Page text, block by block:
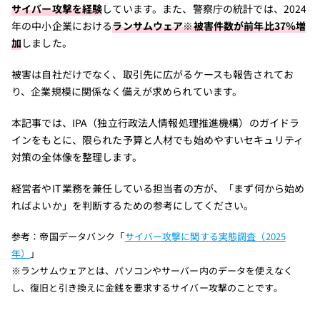
サイバー攻撃を経験しています。また、警察庁の統計では、2024
年の中小企業におけるランサムウェア※被害件数が前年比37％増
加しました。
被害は自社だけでなく、取引先に広がるケースも報告されてお
り、企業規模に関係なく備えが求められています。
本記事では、IPA（独立行政法人情報処理推進機構）のガイドラ
インをもとに、限られた予算と人材でも始めやすいセキュリティ
対策の全体像を整理します。
経営者やIT業務を兼任している担当者の方が、「まず何から始め
ればよいか」を判断するための参考にしてください。
参考：帝国データバンク「サイバー攻撃に関する実態調査（2025
年） 」
※ランサムウェアとは、パソコンやサーバー内のデータを使えなく
し、復旧と引き換えに金銭を要求するサイバー攻撃のことです。